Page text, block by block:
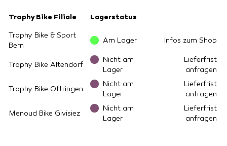
Trophy Bike Filiale Lagerstatus
Trophy Bike & Sport
Bern
Am Lager Infos zum Shop
Trophy Bike Altendorf
Nicht am
Lager
Lieferfrist
anfragen
Trophy Bike Oftringen
Nicht am
Lager
Lieferfrist
anfragen
Menoud Bike Givisiez
Nicht am
Lager
Lieferfrist
anfragen